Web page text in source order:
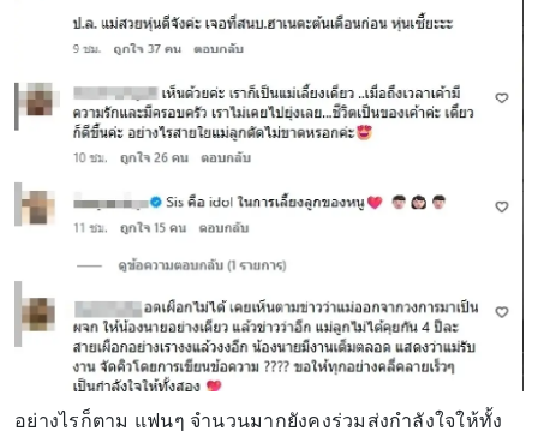
อย่างไรก็ตาม แฟนๆ จำนวนมากยังคงร่วมส่งกำลังใจให้ทั้ง